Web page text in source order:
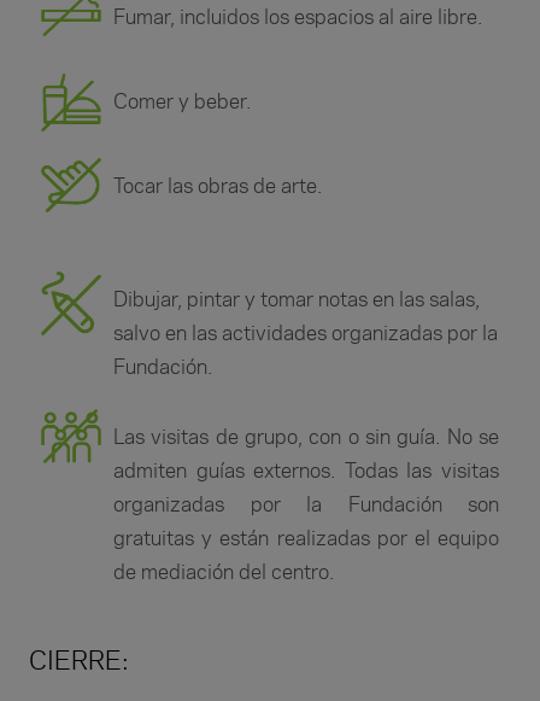
Fumar, incluidos los espacios al aire libre.
Comer y beber.
Tocar las obras de arte.
Dibujar, pintar y tomar notas en las salas,
salvo en las actividades organizadas por la
Fundación.
Las visitas de grupo, con o sin guía. No se
admiten guías externos. Todas las visitas
organizadas por la Fundación son
gratuitas y están realizadas por el equipo
de mediación del centro.
CIERRE: